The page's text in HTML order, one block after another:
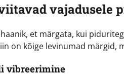
vajadusele
et märgata, kui
on kõige levinumad märgid,
vibreerimine